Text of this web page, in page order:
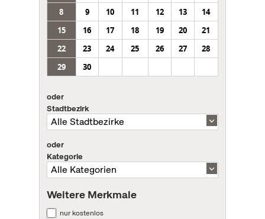
8
9 10 11 12 13
14
15
16 17 18 19 20
21
22
23 24 25 26 27
28
29
30
oder
Stadtbezirk
oder
Kategorie
Weitere Merkmale
nur kostenlos